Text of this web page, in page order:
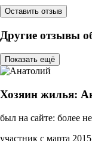
Оставить отзыв
Другие отзывы
Показать ещё
Хозяин жилья:
был на сайте: более
участник с марта 2015